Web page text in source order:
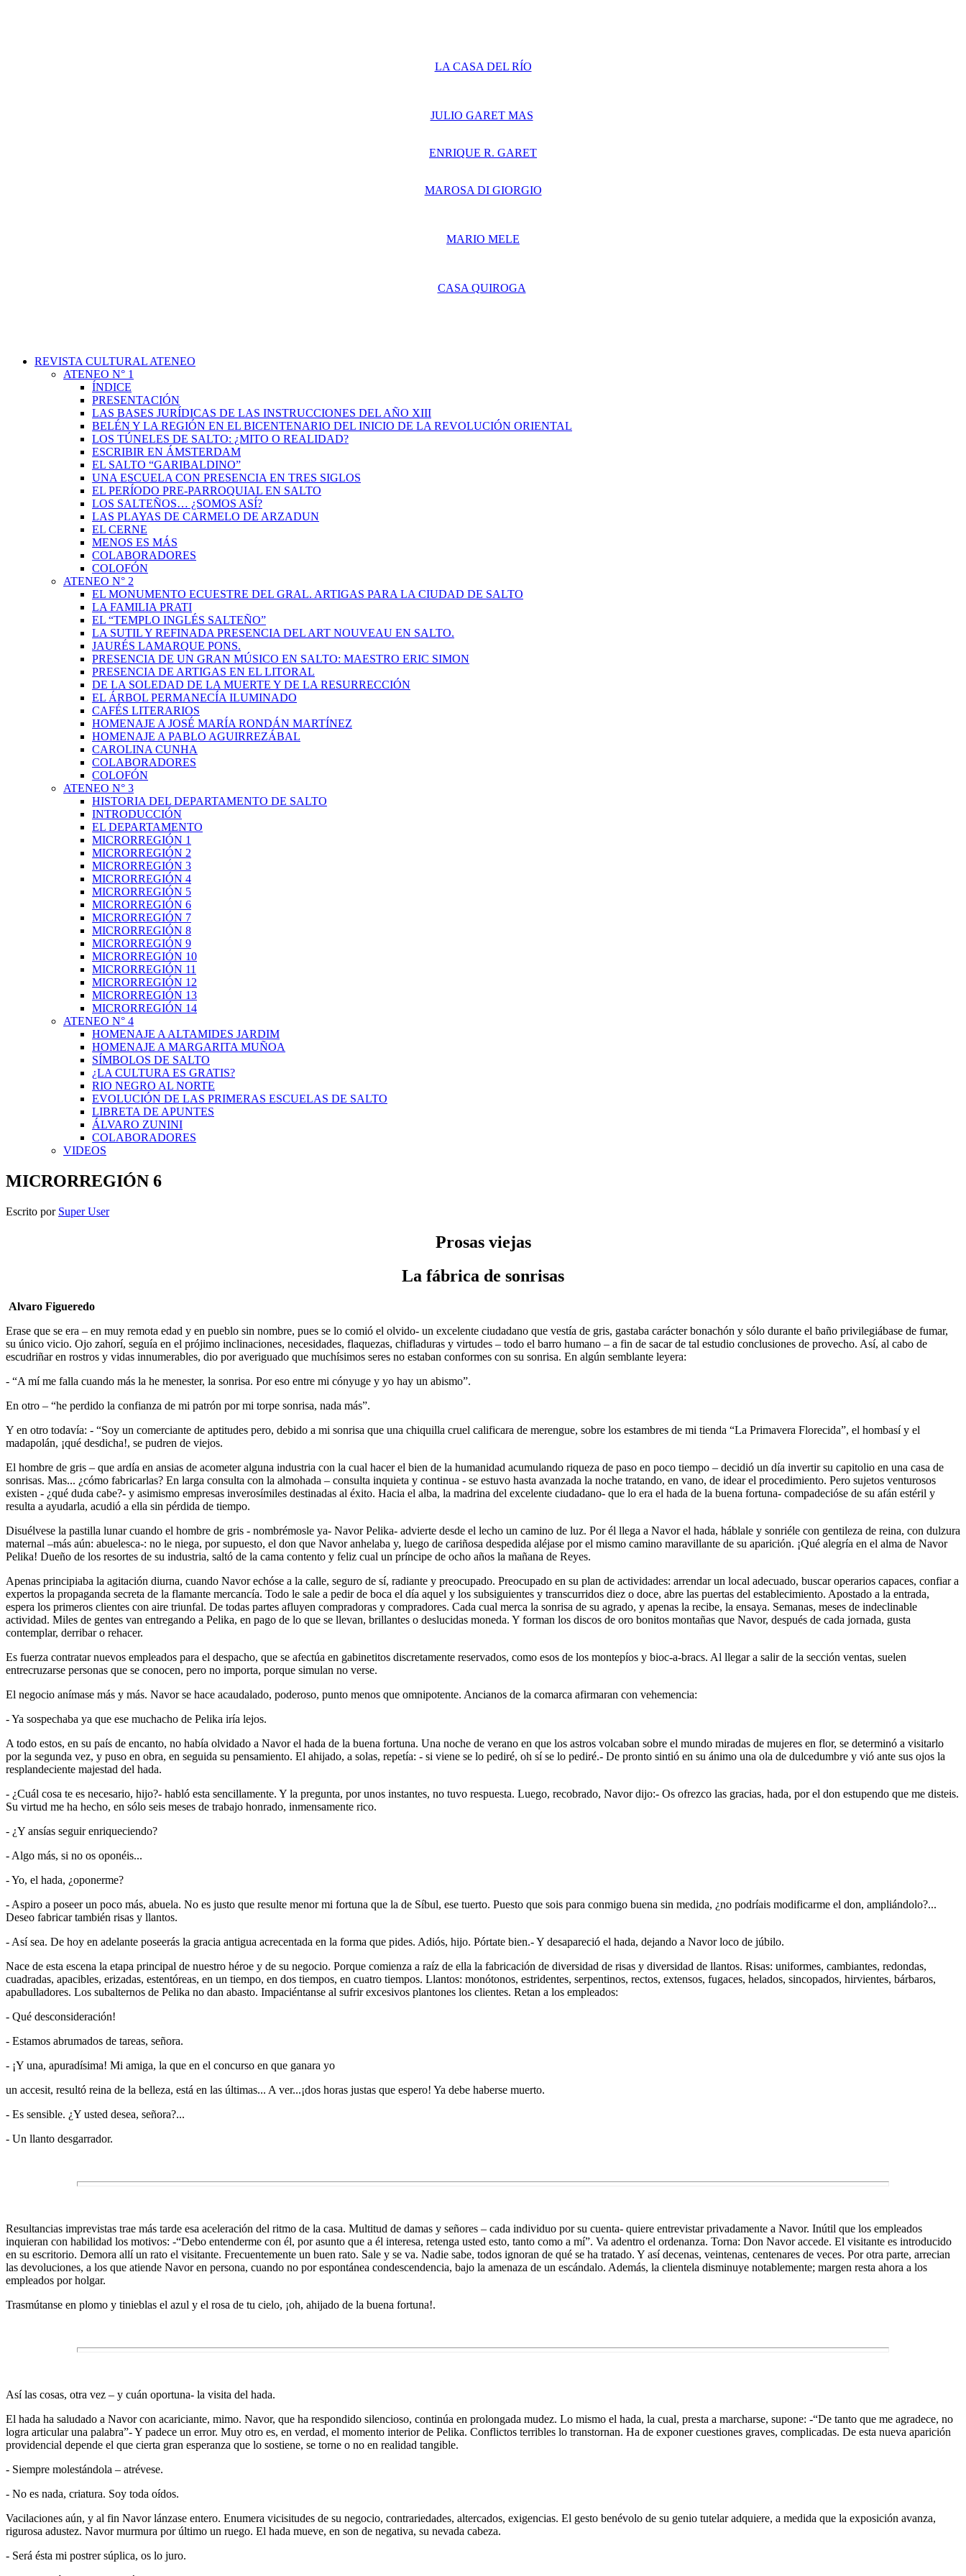
LA CASA DEL RÍO
JULIO GARET MAS
ENRIQUE R. GARET
MAROSA DI GIORGIO
MARIO MELE
CASA QUIROGA
REVISTA CULTURAL ATENEO
ATENEO N° 1
ÍNDICE
PRESENTACIÓN
LAS BASES JURÍDICAS DE LAS INSTRUCCIONES DEL AÑO XIII
BELÉN Y LA REGIÓN EN EL BICENTENARIO DEL INICIO DE LA REVOLUCIÓN ORIENTAL
LOS TÚNELES DE SALTO: ¿MITO O REALIDAD?
ESCRIBIR EN ÁMSTERDAM
EL SALTO “GARIBALDINO”
UNA ESCUELA CON PRESENCIA EN TRES SIGLOS
EL PERÍODO PRE-PARROQUIAL EN SALTO
LOS SALTEÑOS… ¿SOMOS ASÍ?
LAS PLAYAS DE CARMELO DE ARZADUN
EL CERNE
MENOS ES MÁS
COLABORADORES
COLOFÓN
ATENEO N° 2
EL MONUMENTO ECUESTRE DEL GRAL. ARTIGAS PARA LA CIUDAD DE SALTO
LA FAMILIA PRATI
EL “TEMPLO INGLÉS SALTEÑO”
LA SUTIL Y REFINADA PRESENCIA DEL ART NOUVEAU EN SALTO.
JAURÉS LAMARQUE PONS.
PRESENCIA DE UN GRAN MÚSICO EN SALTO: MAESTRO ERIC SIMON
PRESENCIA DE ARTIGAS EN EL LITORAL
DE LA SOLEDAD DE LA MUERTE Y DE LA RESURRECCIÓN
EL ÁRBOL PERMANECÍA ILUMINADO
CAFÉS LITERARIOS
HOMENAJE A JOSÉ MARÍA RONDÁN MARTÍNEZ
HOMENAJE A PABLO AGUIRREZÁBAL
CAROLINA CUNHA
COLABORADORES
COLOFÓN
ATENEO N° 3
HISTORIA DEL DEPARTAMENTO DE SALTO
INTRODUCCIÓN
EL DEPARTAMENTO
MICRORREGIÓN 1
MICRORREGIÓN 2
MICRORREGIÓN 3
MICRORREGIÓN 4
MICRORREGIÓN 5
MICRORREGIÓN 6
MICRORREGIÓN 7
MICRORREGIÓN 8
MICRORREGIÓN 9
MICRORREGIÓN 10
MICRORREGIÓN 11
MICRORREGIÓN 12
MICRORREGIÓN 13
MICRORREGIÓN 14
ATENEO N° 4
HOMENAJE A ALTAMIDES JARDIM
HOMENAJE A MARGARITA MUÑOA
SÍMBOLOS DE SALTO
¿LA CULTURA ES GRATIS?
RIO NEGRO AL NORTE
EVOLUCIÓN DE LAS PRIMERAS ESCUELAS DE SALTO
LIBRETA DE APUNTES
ÁLVARO ZUNINI
COLABORADORES
VIDEOS
MICRORREGIÓN 6
Escrito por Super User
Prosas viejas
La fábrica de sonrisas
Alvaro Figueredo
Erase que se era – en muy remota edad y en pueblo sin nombre, pues se lo comió el olvido- un excelente ciudadano que vestía de gris, gastaba carácter bonachón y sólo durante el baño privilegiábase de fumar,
su único vicio. Ojo zahorí, seguía en el prójimo inclinaciones, necesidades, flaquezas, chifladuras y virtudes – todo el barro humano – a fin de sacar de tal estudio conclusiones de provecho. Así, al cabo de
escudriñar en rostros y vidas innumerables, dio por averiguado que muchísimos seres no estaban conformes con su sonrisa. En algún semblante leyera:
- “A mí me falla cuando más la he menester, la sonrisa. Por eso entre mi cónyuge y yo hay un abismo”.
En otro – “he perdido la confianza de mi patrón por mi torpe sonrisa, nada más”.
Y en otro todavía: - “Soy un comerciante de aptitudes pero, debido a mi sonrisa que una chiquilla cruel calificara de merengue, sobre los estambres de mi tienda “La Primavera Florecida”, el hombasí y el
madapolán, ¡qué desdicha!, se pudren de viejos.
El hombre de gris – que ardía en ansias de acometer alguna industria con la cual hacer el bien de la humanidad acumulando riqueza de paso en poco tiempo – decidió un día invertir su capitolio en una casa de
sonrisas. Mas... ¿cómo fabricarlas? En larga consulta con la almohada – consulta inquieta y continua - se estuvo hasta avanzada la noche tratando, en vano, de idear el procedimiento. Pero sujetos venturosos
existen - ¿qué duda cabe?- y asimismo empresas inverosímiles destinadas al éxito. Hacia el alba, la madrina del excelente ciudadano- que lo era el hada de la buena fortuna- compadecióse de su afán estéril y
resulta a ayudarla, acudió a ella sin pérdida de tiempo.
Disuélvese la pastilla lunar cuando el hombre de gris - nombrémosle ya- Navor Pelika- advierte desde el lecho un camino de luz. Por él llega a Navor el hada, háblale y sonriéle con gentileza de reina, con dulzura
maternal –más aún: abuelesca-: no le niega, por supuesto, el don que Navor anhelaba y, luego de cariñosa despedida aléjase por el mismo camino maravillante de su aparición. ¡Qué alegría en el alma de Navor
Pelika! Dueño de los resortes de su industria, saltó de la cama contento y feliz cual un príncipe de ocho años la mañana de Reyes.
Apenas principiaba la agitación diurna, cuando Navor echóse a la calle, seguro de sí, radiante y preocupado. Preocupado en su plan de actividades: arrendar un local adecuado, buscar operarios capaces, confiar a
expertos la propaganda secreta de la flamante mercancía. Todo le sale a pedir de boca el día aquel y los subsiguientes y transcurridos diez o doce, abre las puertas del establecimiento. Apostado a la entrada,
espera los primeros clientes con aire triunfal. De todas partes afluyen compradoras y compradores. Cada cual merca la sonrisa de su agrado, y apenas la recibe, la ensaya. Semanas, meses de indeclinable
actividad. Miles de gentes van entregando a Pelika, en pago de lo que se llevan, brillantes o deslucidas moneda. Y forman los discos de oro bonitos montañas que Navor, después de cada jornada, gusta
contemplar, derribar o rehacer.
Es fuerza contratar nuevos empleados para el despacho, que se afectúa en gabinetitos discretamente reservados, como esos de los montepíos y bioc-a-bracs. Al llegar a salir de la sección ventas, suelen
entrecruzarse personas que se conocen, pero no importa, porque simulan no verse.
El negocio anímase más y más. Navor se hace acaudalado, poderoso, punto menos que omnipotente. Ancianos de la comarca afirmaran con vehemencia:
- Ya sospechaba ya que ese muchacho de Pelika iría lejos.
A todo estos, en su país de encanto, no había olvidado a Navor el hada de la buena fortuna. Una noche de verano en que los astros volcaban sobre el mundo miradas de mujeres en flor, se determinó a visitarlo
por la segunda vez, y puso en obra, en seguida su pensamiento. El ahijado, a solas, repetía: - si viene se lo pediré, oh sí se lo pediré.- De pronto sintió en su ánimo una ola de dulcedumbre y vió ante sus ojos la
resplandeciente majestad del hada.
- ¿Cuál cosa te es necesario, hijo?- habló esta sencillamente. Y la pregunta, por unos instantes, no tuvo respuesta. Luego, recobrado, Navor dijo:- Os ofrezco las gracias, hada, por el don estupendo que me disteis.
Su virtud me ha hecho, en sólo seis meses de trabajo honrado, inmensamente rico.
- ¿Y ansías seguir enriqueciendo?
- Algo más, si no os oponéis...
- Yo, el hada, ¿oponerme?
- Aspiro a poseer un poco más, abuela. No es justo que resulte menor mi fortuna que la de Síbul, ese tuerto. Puesto que sois para conmigo buena sin medida, ¿no podríais modificarme el don, ampliándolo?...
Deseo fabricar también risas y llantos.
- Así sea. De hoy en adelante poseerás la gracia antigua acrecentada en la forma que pides. Adiós, hijo. Pórtate bien.- Y desapareció el hada, dejando a Navor loco de júbilo.
Nace de esta escena la etapa principal de nuestro héroe y de su negocio. Porque comienza a raíz de ella la fabricación de diversidad de risas y diversidad de llantos. Risas: uniformes, cambiantes, redondas,
cuadradas, apacibles, erizadas, estentóreas, en un tiempo, en dos tiempos, en cuatro tiempos. Llantos: monótonos, estridentes, serpentinos, rectos, extensos, fugaces, helados, sincopados, hirvientes, bárbaros,
apabulladores. Los subalternos de Pelika no dan abasto. Impaciéntanse al sufrir excesivos plantones los clientes. Retan a los empleados:
- Qué desconsideración!
- Estamos abrumados de tareas, señora.
- ¡Y una, apuradísima! Mi amiga, la que en el concurso en que ganara yo
un accesit, resultó reina de la belleza, está en las últimas... A ver...¡dos horas justas que espero! Ya debe haberse muerto.
- Es sensible. ¿Y usted desea, señora?...
- Un llanto desgarrador.
Resultancias imprevistas trae más tarde esa aceleración del ritmo de la casa. Multitud de damas y señores – cada individuo por su cuenta- quiere entrevistar privadamente a Navor. Inútil que los empleados
inquieran con habilidad los motivos: -“Debo entenderme con él, por asunto que a él interesa, retenga usted esto, tanto como a mí”. Va adentro el ordenanza. Torna: Don Navor accede. El visitante es introducido
en su escritorio. Demora allí un rato el visitante. Frecuentemente un buen rato. Sale y se va. Nadie sabe, todos ignoran de qué se ha tratado. Y así decenas, veintenas, centenares de veces. Por otra parte, arrecian
las devoluciones, a los que atiende Navor en persona, cuando no por espontánea condescendencia, bajo la amenaza de un escándalo. Además, la clientela disminuye notablemente; margen resta ahora a los
empleados por holgar.
Trasmútanse en plomo y tinieblas el azul y el rosa de tu cielo, ¡oh, ahijado de la buena fortuna!.
Así las cosas, otra vez – y cuán oportuna- la visita del hada.
El hada ha saludado a Navor con acariciante, mimo. Navor, que ha respondido silencioso, continúa en prolongada mudez. Lo mismo el hada, la cual, presta a marcharse, supone: -“De tanto que me agradece, no
logra articular una palabra”- Y padece un error. Muy otro es, en verdad, el momento interior de Pelika. Conflictos terribles lo transtornan. Ha de exponer cuestiones graves, complicadas. De esta nueva aparición
providencial depende el que cierta gran esperanza que lo sostiene, se torne o no en realidad tangible.
- Siempre molestándola – atrévese.
- No es nada, criatura. Soy toda oídos.
Vacilaciones aún, y al fin Navor lánzase entero. Enumera vicisitudes de su negocio, contrariedades, altercados, exigencias. El gesto benévolo de su genio tutelar adquiere, a medida que la exposición avanza,
rigurosa adustez. Navor murmura por último un ruego. El hada mueve, en son de negativa, su nevada cabeza.
- Será ésta mi postrer súplica, os lo juro.